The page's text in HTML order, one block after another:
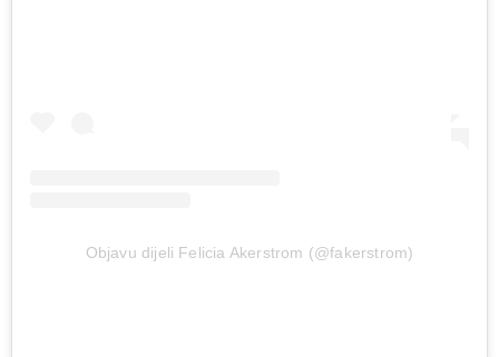
Objavu dijeli Felicia Akerstrom (@fakerstrom)